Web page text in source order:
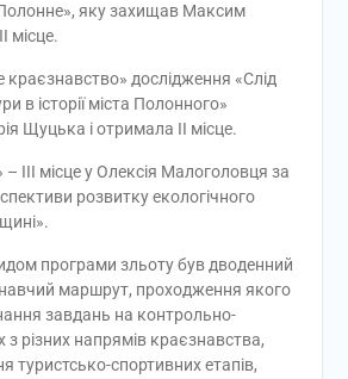
яку захищав Максим
місце.
краєзнавство» дослідження «Слід
в історії міста Полонного»
Щуцька і отримала ІI місце.
– IIІ місце у Олексія Малоголовця за
розвитку екологічного
програми зльоту був дводенний
маршрут, проходження якого
завдань на контрольно-
з різних напрямів краєзнавства,
туристсько-спортивних етапів,